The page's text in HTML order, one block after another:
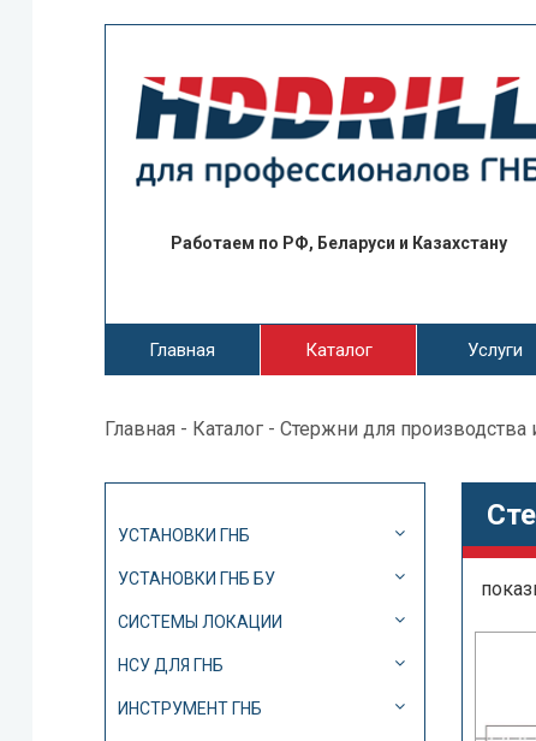
Работаем по РФ, Беларуси и Казахстану
Главная Каталог Услуги
Главная - Каталог - Стержни для производства
УСТАНОВКИ ГНБ
УСТАНОВКИ ГНБ БУ
СИСТЕМЫ ЛОКАЦИИ
НСУ ДЛЯ ГНБ
ИНСТРУМЕНТ ГНБ